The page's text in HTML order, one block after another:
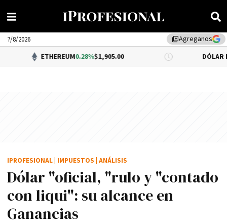
library_addAgreganos
7/8/2026
ETHEREUM0.28%$1,905.00 DÓLAR BNA
Dólar "oficial, "rulo y "contado
con liqui": su alcance en
Ganancias
IPROFESIONAL IMPUESTOS ANÁLISIS